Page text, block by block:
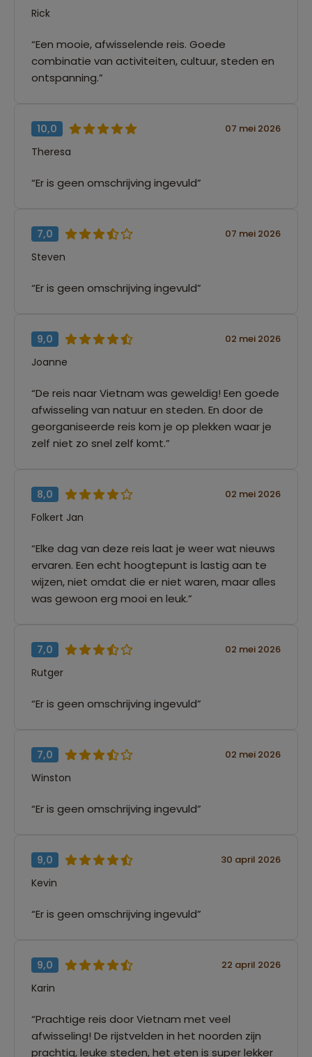
Rick
“Een mooie, afwisselende reis. Goede
combinatie van activiteiten, cultuur, steden en
ontspanning.”
10,0 07 mei 2026
Theresa
“Er is geen omschrijving ingevuld”
7,0 07 mei 2026
Steven
“Er is geen omschrijving ingevuld”
9,0 02 mei 2026
Joanne
“De reis naar Vietnam was geweldig! Een goede
afwisseling van natuur en steden. En door de
georganiseerde reis kom je op plekken waar je
zelf niet zo snel zelf komt.”
8,0 02 mei 2026
Folkert Jan
“Elke dag van deze reis laat je weer wat nieuws
ervaren. Een echt hoogtepunt is lastig aan te
wijzen, niet omdat die er niet waren, maar alles
was gewoon erg mooi en leuk.”
7,0 02 mei 2026
Rutger
“Er is geen omschrijving ingevuld”
7,0 02 mei 2026
Winston
“Er is geen omschrijving ingevuld”
9,0 30 april 2026
Kevin
“Er is geen omschrijving ingevuld”
9,0 22 april 2026
Karin
“Prachtige reis door Vietnam met veel
afwisseling! De rijstvelden in het noorden zijn
prachtig, leuke steden, het eten is super lekker